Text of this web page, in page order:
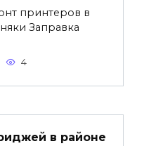
принтеров в
Заправка
4
в районе